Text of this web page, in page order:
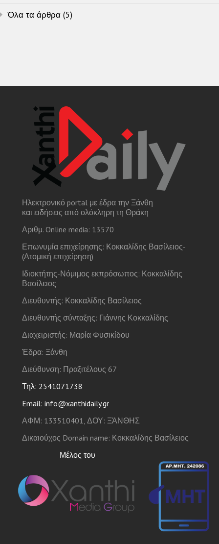
Όλα τα άρθρα (5)
Ηλεκτρονικό portal με έδρα την Ξάνθη
και ειδήσεις από ολόκληρη τη Θράκη
Αριθμ. Online media: 13570
Επωνυμία επιχείρησης: Κοκκαλίδης Βασίλειος-
(Ατομική επιχείρηση)
Ιδιοκτήτης-Νόμιμος εκπρόσωπος: Κοκκαλίδης
Βασίλειος
Διευθυντής: Κοκκαλίδης Βασίλειος
Διευθυντής σύνταξης: Γιάννης Κοκκαλίδης
Διαχειριστής: Μαρία Φυσικίδου
Έδρα: Ξάνθη
Διεύθυνση: Πραξιτέλους 67
Τηλ: 2541071738
Email: info@xanthidaily.gr
ΑΦΜ: 133510401, ΔΟΥ: ΞΆΝΘΗΣ
Δικαιούχος Domain name: Κοκκαλίδης Βασίλειος
Μέλος του